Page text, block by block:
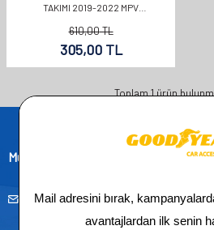
TAKIMI 2019-2022 MPV
610,00TL
305,00TL
Toplam1ürün
Müşteri Hizmetleri